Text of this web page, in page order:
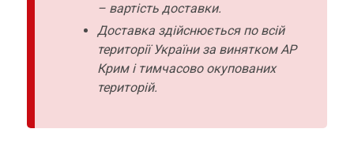
– вартість доставки.
Доставка здійснюється по всій
території України за винятком АР
Крим і тимчасово окупованих
територій.